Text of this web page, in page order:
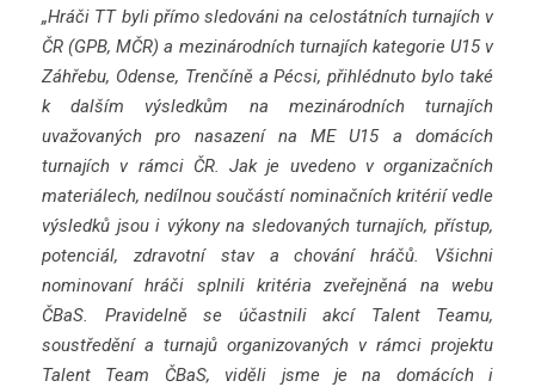
„Hráči TT byli přímo sledováni na celostátních turnajích v
ČR (GPB, MČR) a mezinárodních turnajích kategorie U15 v
Záhřebu, Odense, Trenčíně a Pécsi, přihlédnuto bylo také
k dalším výsledkům na mezinárodních turnajích
uvažovaných pro nasazení na ME U15 a domácích
turnajích v rámci ČR. Jak je uvedeno v organizačních
materiálech, nedílnou součástí nominačních kritérií vedle
výsledků jsou i výkony na sledovaných turnajích, přístup,
potenciál, zdravotní stav a chování hráčů. Všichni
nominovaní hráči splnili kritéria zveřejněná na webu
ČBaS. Pravidelně se účastnili akcí Talent Teamu,
soustředění a turnajů organizovaných v rámci projektu
Talent Team ČBaS, viděli jsme je na domácích i